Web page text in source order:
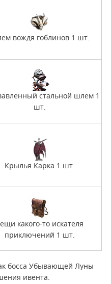
вождя гоблинов 1 шт.
стальной шлем 1
шт.
Крылья Карка 1 шт.
какого-то искателя
приключений 1 шт.
босса Убывающей Луны
ивента.